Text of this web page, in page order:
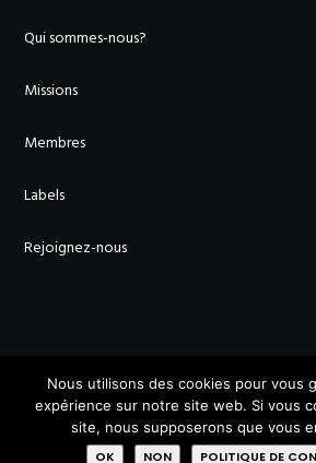
Qui sommes-nous?
Missions
Membres
Labels
Rejoignez-nous
AVEC LE SOUTIEN DE :
Nous utilisons des cookies pour vous
expérience sur notre site web. Si vous
site, nous supposerons que vous
OK
NON POLITIQUE DE